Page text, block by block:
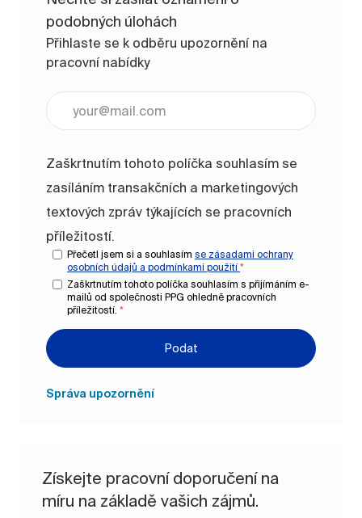
podobných úlohách
Přihlaste se k odběru upozornění na
pracovní nabídky
Zaškrtnutím tohoto políčka souhlasím se
zasíláním transakčních a marketingových
textových zpráv týkajících se pracovních
příležitostí.
Přečetl jsem si a souhlasím se zásadami ochrany
osobních údajů a podmínkami použití *
Zaškrtnutím tohoto políčka souhlasím s přijímáním e-
mailů od společnosti PPG ohledně pracovních
příležitostí. *
Podat
Správa upozornění
Získejte pracovní doporučení na
míru na základě vašich zájmů.